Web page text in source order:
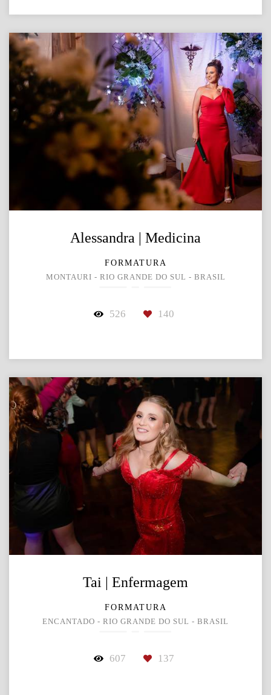
Alessandra | Medicina
FORMATURA
MONTAURI - RIO GRANDE DO SUL - BRASIL
526 140
Tai | Enfermagem
FORMATURA
ENCANTADO - RIO GRANDE DO SUL - BRASIL
607 137